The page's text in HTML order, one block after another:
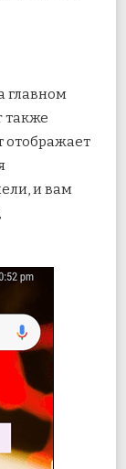
главном
также
отображает
и вам